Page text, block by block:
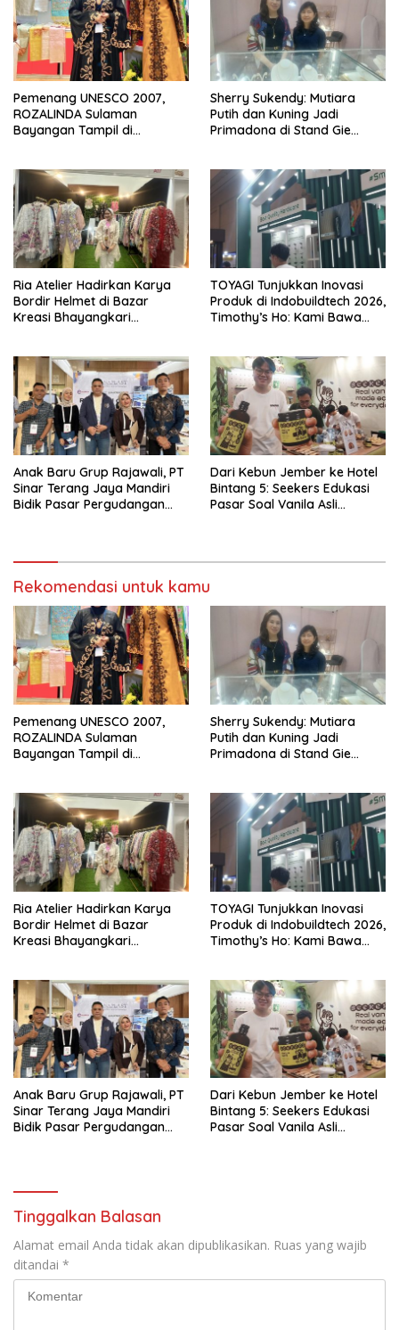
Pemenang UNESCO 2007,
ROZALINDA Sulaman
Bayangan Tampil di
Sherry Sukendy: Mutiara
Putih dan Kuning Jadi
Primadona di Stand Gie
Ria Atelier Hadirkan Karya
Bordir Helmet di Bazar
Kreasi Bhayangkari
TOYAGI Tunjukkan Inovasi
Produk di Indobuildtech 2026,
Timothy’s Ho: Kami Bawa
Anak Baru Grup Rajawali, PT
Sinar Terang Jaya Mandiri
Bidik Pasar Pergudangan
Dari Kebun Jember ke Hotel
Bintang 5: Seekers Edukasi
Pasar Soal Vanila Asli
Rekomendasi untuk kamu
Pemenang UNESCO 2007,
ROZALINDA Sulaman
Bayangan Tampil di
Sherry Sukendy: Mutiara
Putih dan Kuning Jadi
Primadona di Stand Gie
Ria Atelier Hadirkan Karya
Bordir Helmet di Bazar
Kreasi Bhayangkari
TOYAGI Tunjukkan Inovasi
Produk di Indobuildtech 2026,
Timothy’s Ho: Kami Bawa
Anak Baru Grup Rajawali, PT
Sinar Terang Jaya Mandiri
Bidik Pasar Pergudangan
Dari Kebun Jember ke Hotel
Bintang 5: Seekers Edukasi
Pasar Soal Vanila Asli
Tinggalkan Balasan
Alamat email Anda tidak akan dipublikasikan. Ruas yang wajib
ditandai *